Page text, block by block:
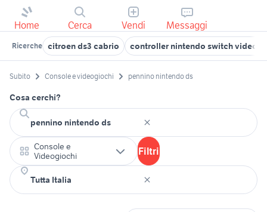
Home Cerca Vendi Messaggi
Ricerche citroen ds3 cabrio controller nintendo switch
Subito Console e videogiochi pennino nintendo ds
Cosa cerchi?
Console e
Videogiochi
Filtri